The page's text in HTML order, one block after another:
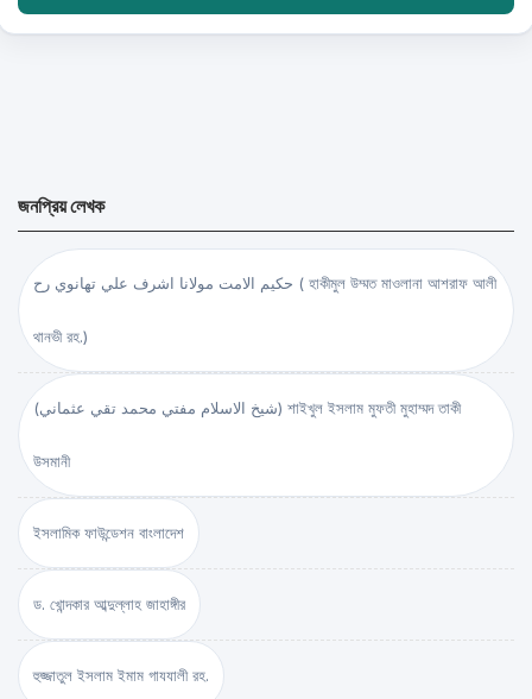
জনপ্রিয় লেখক
حكيم الامت مولانا اشرف علي تهانوي رح ( হাকীমুল উম্মত মাওলানা আশরাফ আলী
থানভী রহ.)
(شيخ الاسلام مفتي محمد تقي عثماني) শাইখুল ইসলাম মুফতী মুহাম্মদ তাকী
উসমানী
ইসলামিক ফাউন্ডেশন বাংলাদেশ
ড. খোন্দকার আব্দুল্লাহ জাহাঙ্গীর
হুজ্জাতুল ইসলাম ইমাম গাযযালী রহ.